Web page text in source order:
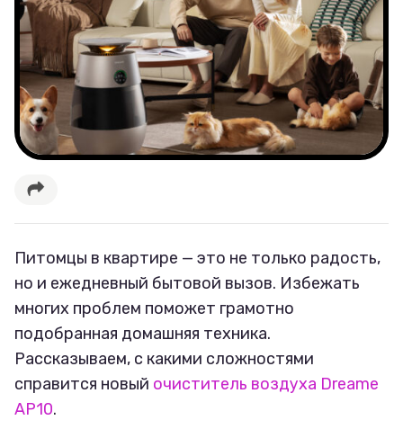
Питомцы в квартире — это не только радость,
но и ежедневный бытовой вызов. Избежать
многих проблем поможет грамотно
подобранная домашняя техника.
Рассказываем, с какими сложностями
справится новый очиститель воздуха Dreame
AP10.